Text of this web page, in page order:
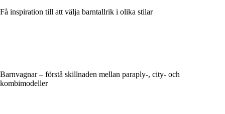
Få inspiration till att välja barntallrik i olika stilar
Barnvagnar – förstå skillnaden mellan paraply-, city- och
kombimodeller